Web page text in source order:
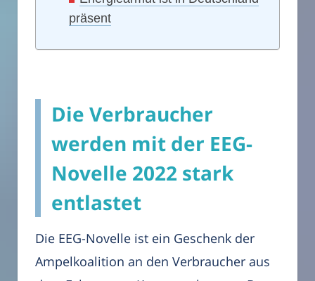
präsent
Die Verbraucher
werden mit der EEG-
Novelle 2022 stark
entlastet
Die EEG-Novelle ist ein Geschenk der
Ampelkoalition an den Verbraucher aus